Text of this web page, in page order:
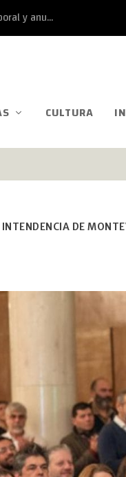
y anu...
CULTURA
INTENDENCIA DE